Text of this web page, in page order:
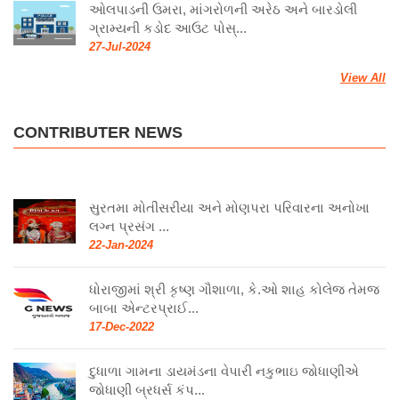
ઓલપાડની ઉમરા, માંગરોળની અરેઠ અને બારડોલી
ગ્રામ્યની કડોદ આઉટ પોસ્...
27-Jul-2024
View All
CONTRIBUTER NEWS
સુરતમા મોતીસરીયા અને મોણપરા પરિવારના અનોખા
લગ્ન પ્રસંગ ...
22-Jan-2024
ધોરાજીમાં શ્રી કૃષ્ણ ગૌશાળા, કે.ઓ શાહ કોલેજ તેમજ
બાબા એન્ટરપ્રાઈ...
17-Dec-2022
દુધાળા ગામના ડાયમંડના વેપારી નકુભાઇ જોધાણીએ
જોધાણી બ્રધર્સ કંપ...